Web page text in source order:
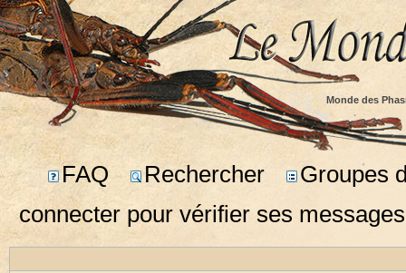
Monde des
FAQ Rechercher
Groupes
connecter pour vérifier ses